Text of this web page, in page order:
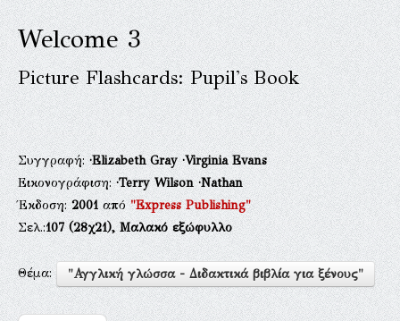
Welcome 3
Picture Flashcards: Pupil's Book
Συγγραφή:·Elizabeth Gray·Virginia Evans
Εικονογράφιση:·Terry Wilson·Nathan
Έκδοση:2001από"Express Publishing"
Σελ.:107(28χ21), Μαλακό εξώφυλλο
Θέμα: "Αγγλική γλώσσα - Διδακτικά βιβλία για ξένους"